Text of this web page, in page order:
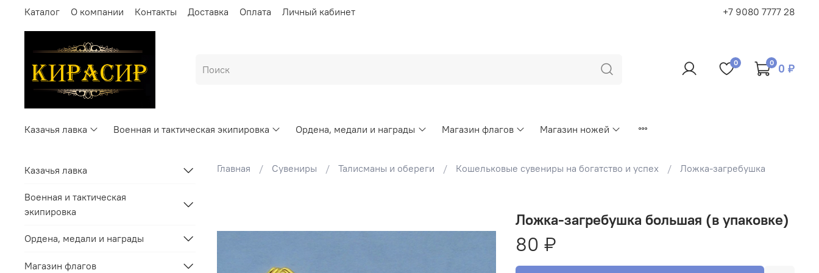
Каталог О компании Контакты Доставка Оплата Личный кабинет +7 9080 7777 28
0 0 0 ₽
Казачья лавка Военная и тактическая экипировка Ордена, медали и награды Магазин флагов Магазин ножей
Главная Сувениры Талисманы и обереги Кошельковые сувениры на богатство и успех Ложка-загребушка
Ложка-загребушка большая (в упаковке)
80 ₽
Казачья лавка
Военная и тактическая
экипировка
Ордена, медали и награды
Магазин флагов